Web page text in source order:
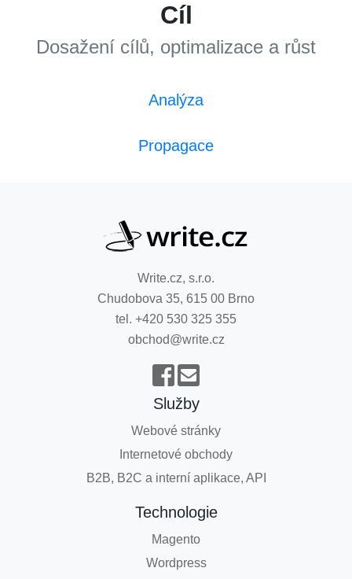
Cíl
Dosažení cílů, optimalizace a růst
Analýza
Propagace
Write.cz, s.r.o.
Chudobova 35, 615 00 Brno
tel. +420 530 325 355
obchod@write.cz
Služby
Webové stránky
Internetové obchody
B2B, B2C a interní aplikace, API
Technologie
Magento
Wordpress